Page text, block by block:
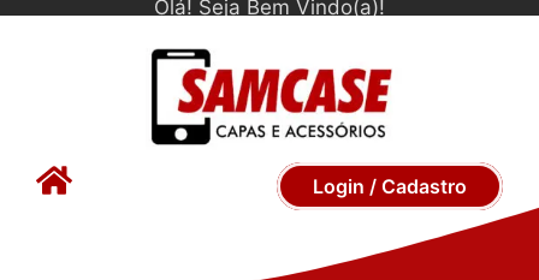
Olá! Seja Bem Vindo(a)!
Login / Cadastro